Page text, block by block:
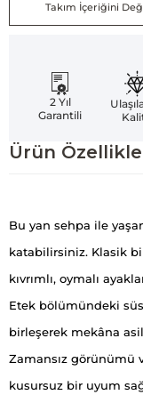
Takım İçeriğini
2 Yıl
Garantili
Ürün
Bu yan sehpa ile
katabilirsiniz. Klasik bir
kıvrımlı, oymalı
Etek bölümündeki
birleşerek mekâna
Zamansız görünümü
kusursuz bir uyum